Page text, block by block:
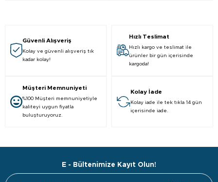
Güvenli Alışveriş
Kolay ve güvenli alışveriş tık
kadar kolay!
Hızlı Teslimat
Hızlı kargo ve teslimat ile
ürünler bir gün içerisinde
kargoda!
Müşteri Memnuniyeti
%100 Müşteri memnuniyetiyle
kaliteyi uygun fiyatla
buluşturuyoruz.
Kolay İade
Kolay iade ile tek tıkla 14 gün
içerisinde iade.
E - Bültenimize Kayıt Olun!